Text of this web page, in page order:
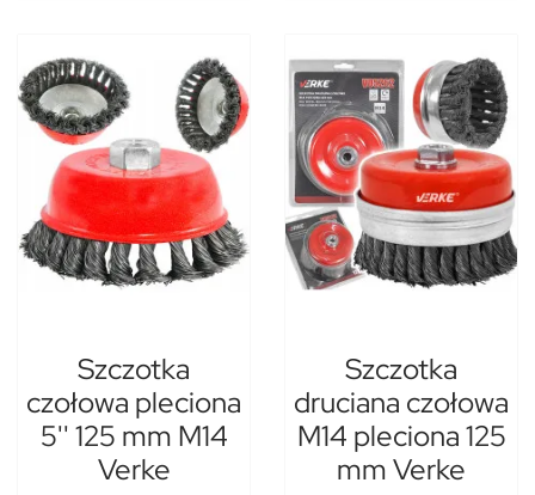
Szczotka
czołowa pleciona
5'' 125 mm M14
Verke
Szczotka
druciana czołowa
M14 pleciona 125
mm Verke